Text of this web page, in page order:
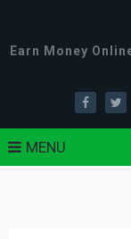
Earn Money
MENU